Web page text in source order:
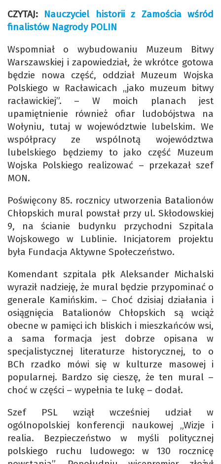
CZYTAJ: Nauczyciel historii z Zamościa wśród
finalistów Nagrody POLIN
Wspomniał o wybudowaniu Muzeum Bitwy
Warszawskiej i zapowiedział, że wkrótce gotowa
będzie nowa część, oddział Muzeum Wojska
Polskiego w Racławicach „jako muzeum bitwy
racławickiej”. – W moich planach jest
upamiętnienie również ofiar ludobójstwa na
Wołyniu, tutaj w województwie lubelskim. We
współpracy ze wspólnotą województwa
lubelskiego będziemy to jako część Muzeum
Wojska Polskiego realizować – przekazał szef
MON.
Poświęcony 85. rocznicy utworzenia Batalionów
Chłopskich mural powstał przy ul. Skłodowskiej
9, na ścianie budynku przychodni Szpitala
Wojskowego w Lublinie. Inicjatorem projektu
była Fundacja Aktywne Społeczeństwo.
Komendant szpitala płk Aleksander Michalski
wyraził nadzieję, że mural będzie przypominać o
generale Kamińskim. – Choć dzisiaj działania i
osiągnięcia Batalionów Chłopskich są wciąż
obecne w pamięci ich bliskich i mieszkańców wsi,
a sama formacja jest dobrze opisana w
specjalistycznej literaturze historycznej, to o
BCh rzadko mówi się w kulturze masowej i
popularnej. Bardzo się cieszę, że ten mural –
choć w części – wypełnia te lukę – dodał.
Szef PSL wziął wcześniej udział w
ogólnopolskiej konferencji naukowej „Wizje i
realia. Bezpieczeństwo w myśli politycznej
polskiego ruchu ludowego: w 130 rocznicę